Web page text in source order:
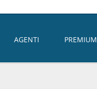
AGENTI PREMIUM